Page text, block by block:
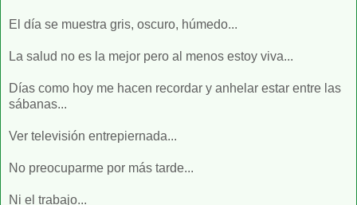
El día se muestra gris, oscuro, húmedo...
La salud no es la mejor pero al menos estoy viva...
Días como hoy me hacen recordar y anhelar estar entre las
sábanas...
Ver televisión entrepiernada...
No preocuparme por más tarde...
Ni el trabajo...